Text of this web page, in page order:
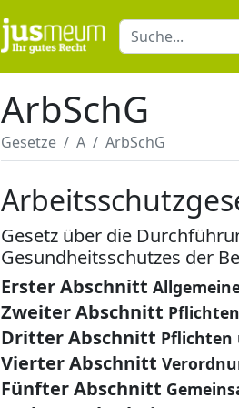
ArbSchG
Gesetze A ArbSchG
Gesetz über die
Gesundheitsschutzes der
Erster Abschnitt
Zweiter Abschnitt
Dritter Abschnitt Pflichten
Vierter Abschnitt
Fünfter Abschnitt